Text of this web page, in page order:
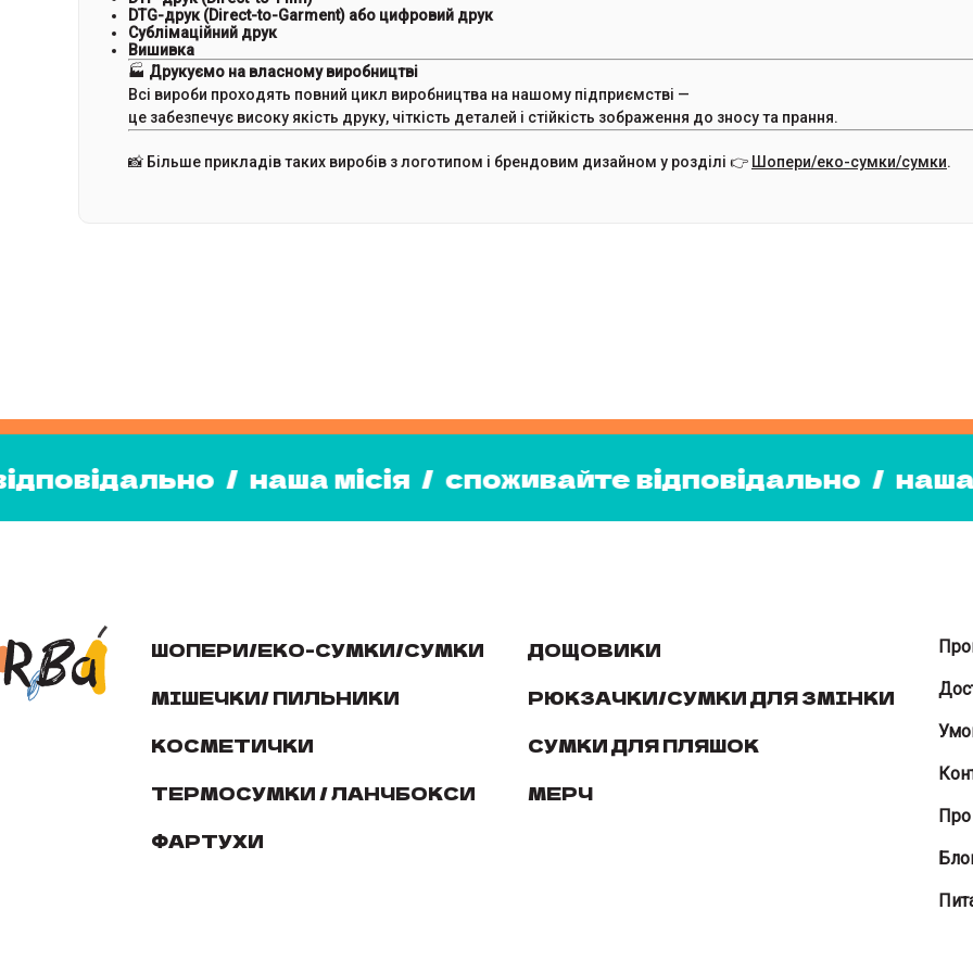
DTG-друк (Direct-to-Garment) або цифровий друк
Сублімаційний друк
Вишивка
🏭 Друкуємо на власному виробництві
Всі вироби проходять повний цикл виробництва на нашому підприємстві —
це забезпечує високу якість друку, чіткість деталей і стійкість зображення до зносу та прання.
📸 Більше прикладів таких виробів з логотипом і брендовим дизайном у розділі 👉 Шопери/еко-сумки/сумки.
/ споживайте відповідально наша місія / споживайте
відповідально / наша місія / споживайте відповідально /
ШОПЕРИ/ЕКО-СУМКИ/СУМКИ
МІШЕЧКИ/ ПИЛЬНИКИ
КОСМЕТИЧКИ
ТЕРМОСУМКИ / ЛАНЧБОКСИ
ФАРТУХИ
ДОЩОВИКИ
РЮКЗАЧКИ/СУМКИ ДЛЯ ЗМІНКИ
СУМКИ ДЛЯ ПЛЯШОК
МЕРЧ
Про